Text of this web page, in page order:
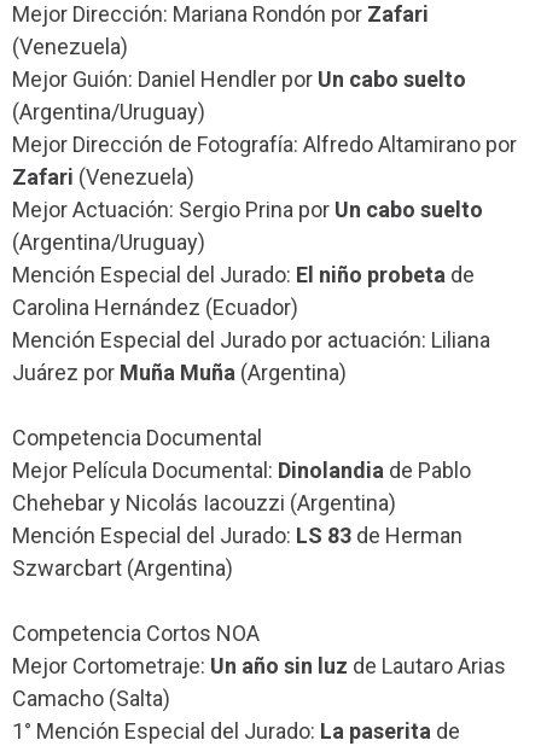
Mejor Dirección: Mariana Rondón por Zafari
(Venezuela)
Mejor Guión: Daniel Hendler por Un cabo suelto
(Argentina/Uruguay)
Mejor Dirección de Fotografía: Alfredo Altamirano por
Zafari (Venezuela)
Mejor Actuación: Sergio Prina por Un cabo suelto
(Argentina/Uruguay)
Mención Especial del Jurado: El niño probeta de
Carolina Hernández (Ecuador)
Mención Especial del Jurado por actuación: Liliana
Juárez por Muña Muña (Argentina)
Competencia Documental
Mejor Película Documental: Dinolandia de Pablo
Chehebar y Nicolás Iacouzzi (Argentina)
Mención Especial del Jurado: LS 83 de Herman
Szwarcbart (Argentina)
Competencia Cortos NOA
Mejor Cortometraje: Un año sin luz de Lautaro Arias
Camacho (Salta)
1° Mención Especial del Jurado: La paserita de